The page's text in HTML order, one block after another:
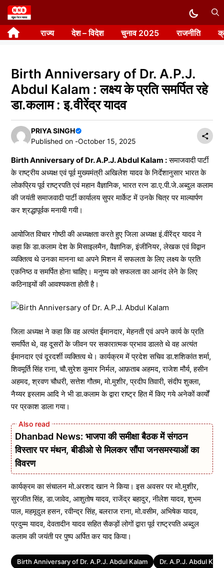
Skip
to
content राज्य देश – विदेश चुनाव 2025 राजनीति
Birth Anniversary of Dr. A.P.J.
Abdul Kalam : लक्ष्य के प्रति समर्पित रहे
डा.कलाम : इ.वीरेंद्र यादव
PRIYA SINGH
Published on -October 15, 2025
Birth Anniversary of Dr. A.P.J. Abdul Kalam :समाजवादी पार्टी
के राष्ट्रीय अध्यक्ष एवं पूर्व मुख्यमंत्री अखिलेश यादव के निर्देशानुसार भारत के
लोकप्रिय पूर्व राष्ट्रपति एवं महान वैज्ञानिक, भारत रत्न डा.ए.पी.जे.अब्दुल कलाम
की जयंती समाजवादी पार्टी कार्यालय सुपर मार्केट में उनके चित्र पर माल्यार्पण
कर श्रद्धापूर्वक मनायी गयी।
आयोजित विचार गोष्ठी की अध्यक्षता करते हुए जिला अध्यक्ष इं.वीरेंद्र यादव ने
कहा कि डा.कलाम देश के मिसाइलमैन, वैज्ञानिक, इंजीनियर, लेखक एवं विद्वान
व्यक्तित्व थे उनका मानना था अपने मिशन में सफलता के लिए लक्ष्य के प्रति
एकनिष्ठ व समर्पित होना चाहिए। मनुष्य को सफलता का आनंद लेने के लिए
कठिनाइयों की आवश्यकता होती है।
जिला अध्यक्ष ने कहा कि वह अत्यंत ईमानदार, मेहनती एवं अपने कार्य के प्रति
समर्पित थे, वह दूसरों के जीवन पर सकारात्मक प्रभाव डालते थे वह अत्यंत
ईमानदार एवं दूरदर्शी व्यक्तित्व थे। कार्यक्रम में प्रदेश सचिव डा.शशिकांत शर्मा,
शिवमूर्ति सिंह राना, चौ.सुरेश कुमार निर्मल, आफ़ताब अहमद, राजेश मौर्य, हसीन
अहमद, श्रवण चौधरी, सत्तेश गौतम, मो.मुशीर, प्रदीप तिवारी, संदीप शुक्ला,
नैय्यर इस्लाम आदि ने भी डा.कलाम के द्वारा राष्ट्र हित में किए गये अनेकों कार्यों
पर प्रकाश डाला गया।
Dhanbad News: भाजपा की समीक्षा बैठक में संगठन
विस्तार पर मंथन, बीडीओ से मिलकर सौंपा जनसमस्याओं का
विवरण
कार्यक्रम का संचालन मो.अरशद खान ने किया। इस अवसर पर मो.मुशीर,
सुरजीत सिंह, डा.जावेद, आशुतोष यादव, राजेंद्र बहादुर, नीलेश यादव, शुभम
पाल, महमूदुल हसन, रवीन्द्र सिंह, बलराज राना, मो.वसीम, अभिषेक यादव,
प्रदुम्म यादव, देवतादीन यादव सहित सैकड़ों लोगों द्वारा पूर्व राष्ट्रपति अब्दुल
कलाम की जयंती पर पुष्प अर्पित कर याद किया।
Tags
Birth Anniversary of Dr. A.P.J. Abdul Kalam Dr. A.P.J. Abdul